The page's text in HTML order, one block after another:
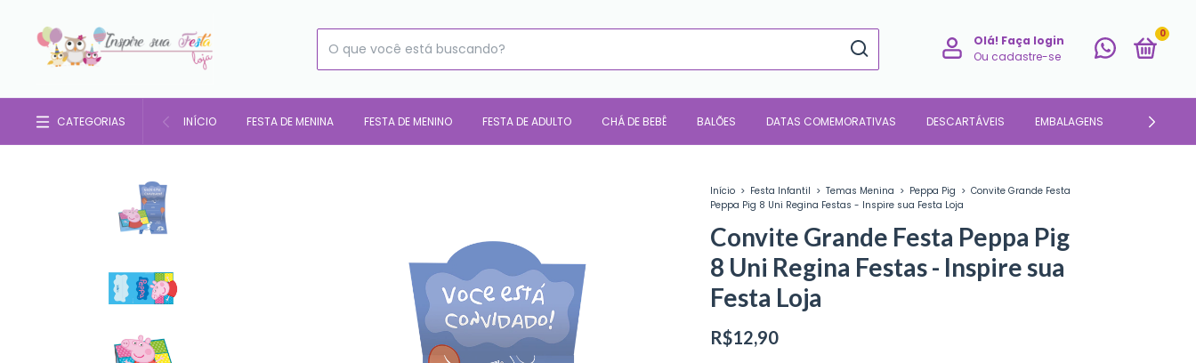
Olá! Faça login
Ou cadastre-se
0
CATEGORIAS INÍCIO FESTA DE MENINA FESTA DE MENINO FESTA DE ADULTO CHÁ DE BEBÊ BALÕES DATAS COMEMORATIVAS DESCARTÁVEIS EMBALAGENS PARA O LAR
Início > Festa Infantil > Temas Menina > Peppa Pig > Convite Grande Festa
Peppa Pig 8 Uni Regina Festas - Inspire sua Festa Loja
Convite Grande Festa Peppa Pig
8 Uni Regina Festas - Inspire sua
Festa Loja
R$12,90